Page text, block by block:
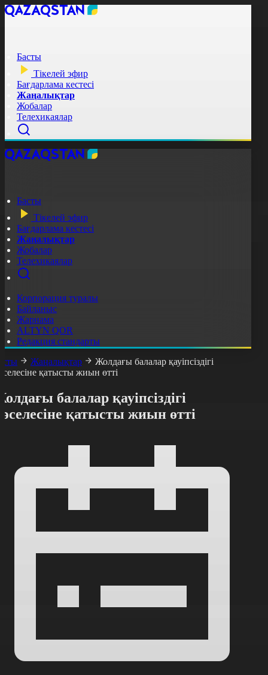
Басты
Тікелей эфир
Бағдарлама кестесі
Жаңалықтар
Жобалар
Телехикаялар
Басты
Тікелей эфир
Бағдарлама кестесі
Жаңалықтар
Жобалар
Телехикаялар
Корпорация туралы
Байланыс
Жарнама
ALTYN QOR
Редакция стандарты
Жаңалықтар
Жолдағы балалар қауіпсіздігі
қатысты жиын өтті
балалар қауіпсіздігі
қатысты жиын өтті